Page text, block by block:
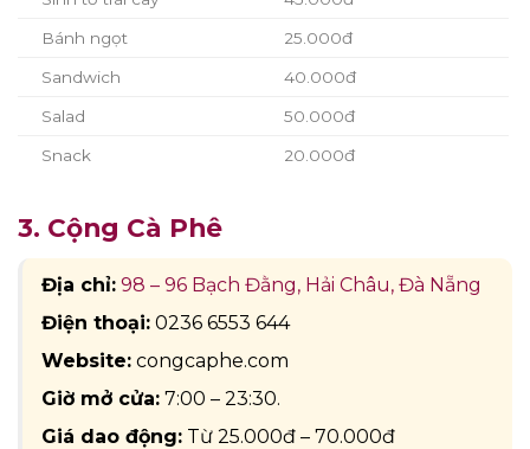
Bánh ngọt 25.000đ
Sandwich 40.000đ
Salad 50.000đ
Snack 20.000đ
3. Cộng Cà Phê
Địa chỉ: 98 – 96 Bạch Đằng, Hải Châu, Đà Nẵng
Điện thoại: 0236 6553 644
Website: congcaphe.com
Giờ mở cửa: 7:00 – 23:30.
Giá dao động: Từ 25.000đ – 70.000đ